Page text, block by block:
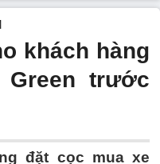
khách hàng
trước
đặt cọc mua xe